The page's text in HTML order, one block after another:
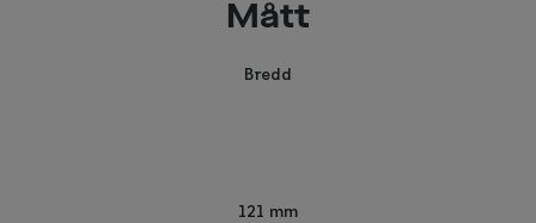
Mått
Bredd
121 mm